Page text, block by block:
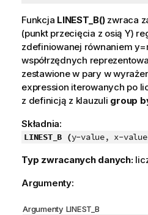
Funkcja LINEST_B()zwraca
(punkt przecięcia z osią Y)
zdefiniowanej równaniem
współrzędnych
zestawione w pary w
expression iterowanych po
z definicją z klauzuli group
Składnia:
LINEST_B (y-value, x-
Typ zwracanych danych:
Argumenty:
Argumenty LINEST_B